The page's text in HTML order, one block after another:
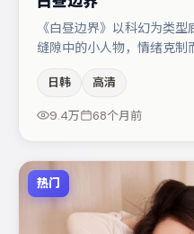
《白昼边界》以科幻为类
缝隙中的小人物，情绪克制
弗洛伦丝·皮尤的对手戏构
节塑造推动谜题层层揭开。
日韩 高清
9.4万 68个月前
热门